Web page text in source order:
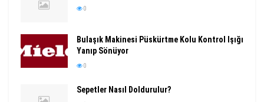
0
Bulaşık Makinesi Püskürtme Kolu Kontrol Işığı
Yanıp Sönüyor
0
Sepetler Nasıl Doldurulur?